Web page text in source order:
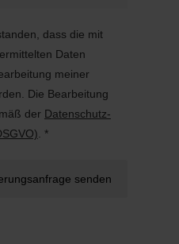
dass die mit
Daten
meiner
Die Bearbeitung
der Datenschutz-
. *
senden